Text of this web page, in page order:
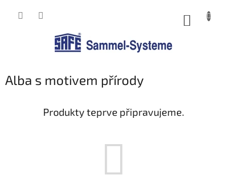
Alba s motivem přírody
Produkty teprve připravujeme.